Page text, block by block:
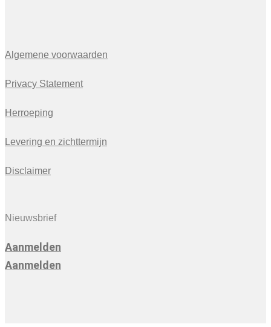
Algemene voorwaarden
Privacy Statement
Herroeping
Levering en zichttermijn
Disclaimer
Nieuwsbrief
Aanmelden
Aanmelden